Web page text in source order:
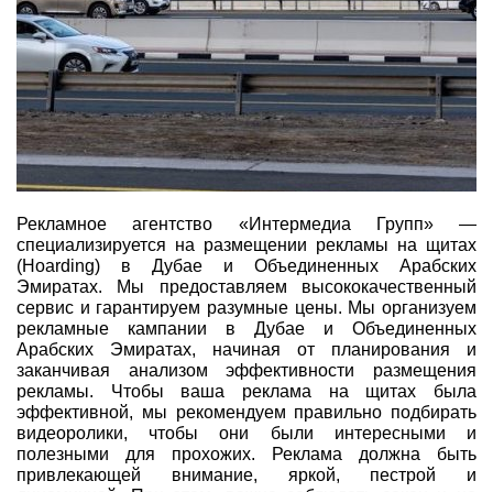
Рекламное агентство «Интермедиа Групп» —
специализируется на размещении рекламы на щитах
(Hoarding) в Дубае и Объединенных Арабских
Эмиратах. Мы предоставляем высококачественный
сервис и гарантируем разумные цены. Мы организуем
рекламные кампании в Дубае и Объединенных
Арабских Эмиратах, начиная от планирования и
заканчивая анализом эффективности размещения
рекламы. Чтобы ваша реклама на щитах была
эффективной, мы рекомендуем правильно подбирать
видеоролики, чтобы они были интересными и
полезными для прохожих. Реклама должна быть
привлекающей внимание, яркой, пестрой и